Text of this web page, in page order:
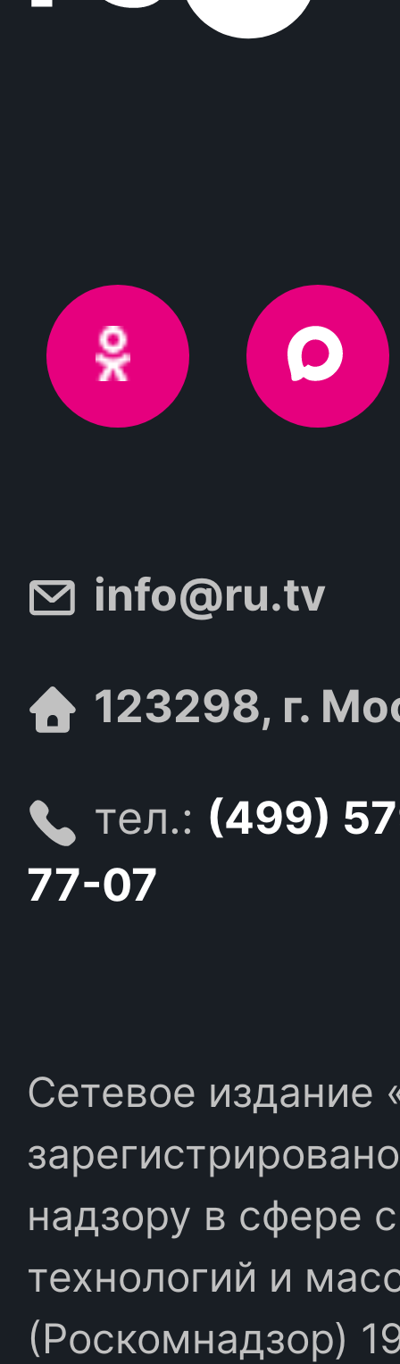
info@ru.tv
123298, г.
тел.: (499)
77-07
Сетевое издание
надзору в сфере
технологий и
(Роскомнадзор)